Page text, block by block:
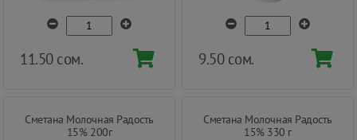
11.50 сом. 9.50 сом.
Сметана Молочная Радость
15% 200г
Сметана Молочная Радость
15% 330 г